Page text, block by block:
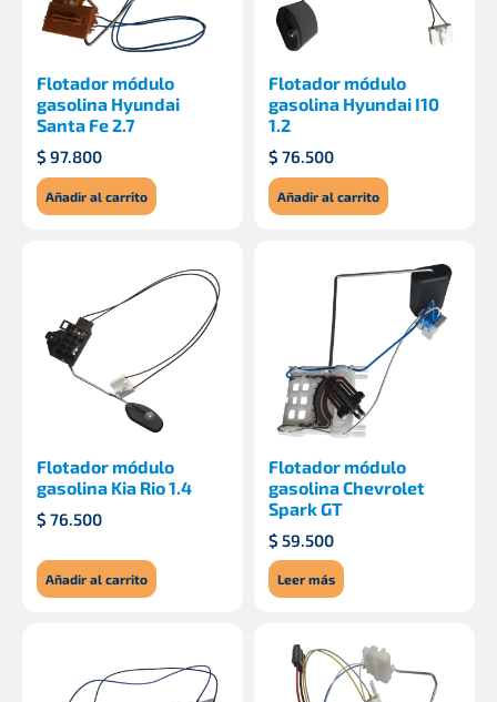
Flotador módulo
gasolina Hyundai
Santa Fe 2.7
$ 97.800
Añadir al carrito
Flotador módulo
gasolina Hyundai I10
1.2
$ 76.500
Añadir al carrito
Flotador módulo
gasolina Kia Rio 1.4
$ 76.500
Añadir al carrito
Flotador módulo
gasolina Chevrolet
Spark GT
$ 59.500
Leer más